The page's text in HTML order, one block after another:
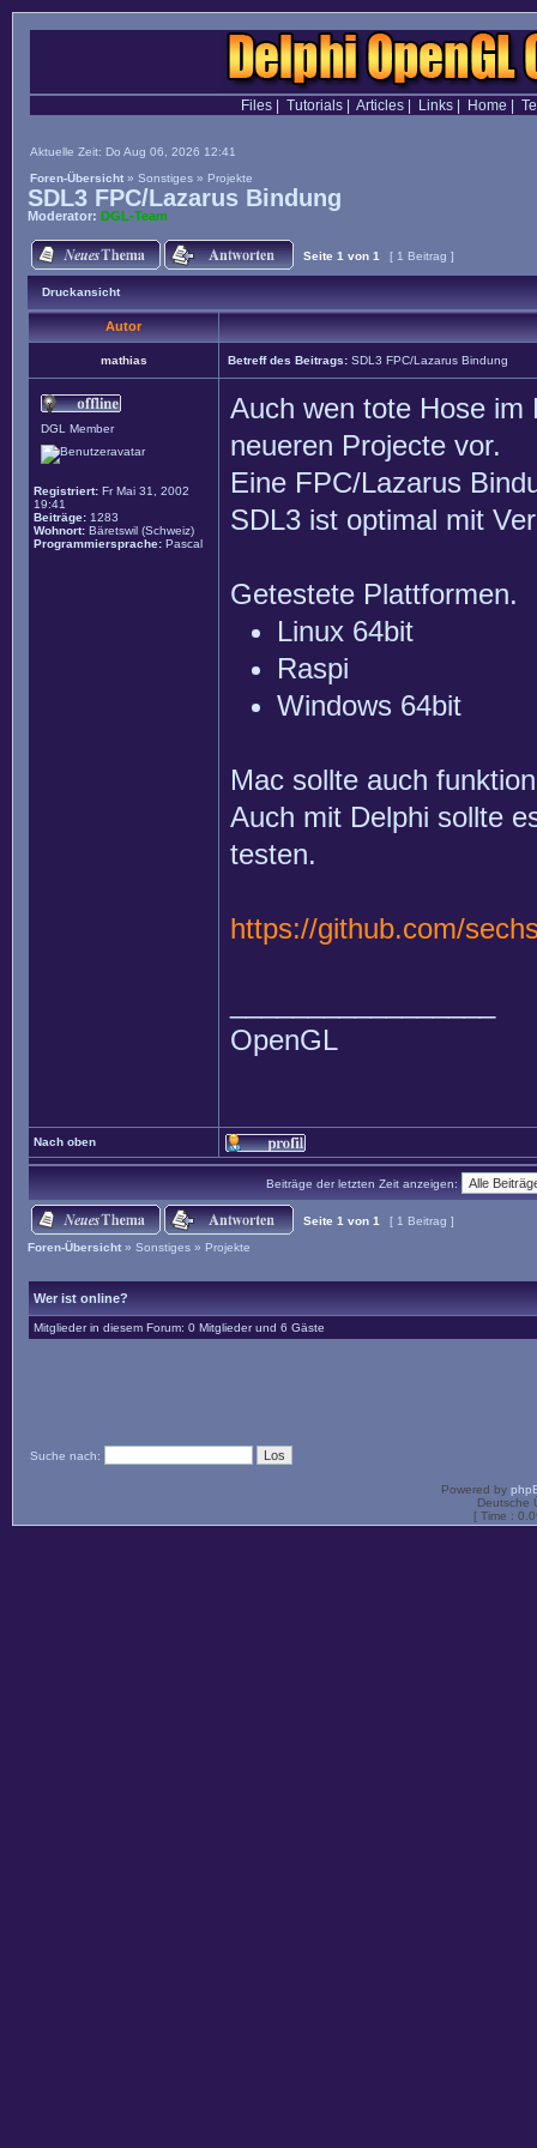
Files| Tutorials| Articles| Links| Home
Aktuelle Zeit: Do Aug 06, 2026 12:41
Foren-Übersicht » Sonstiges » Projekte
SDL3 FPC/Lazarus Bindung
Moderator: DGL-Team
Seite 1 von 1 [ 1 Beitrag ]
Druckansicht
Autor
mathias Betreff des Beitrags: SDL3 FPC/Lazarus Bindung
DGL Member
Registriert: Fr Mai 31, 2002
19:41
Beiträge: 1283
Wohnort: Bäretswil (Schweiz)
Programmiersprache: Pascal
Auch wen tote Hose im
neueren Projecte vor.
Eine FPC/Lazarus
SDL3 ist optimal mit
Getestete Plattformen.
Linux 64bit
Raspi
Windows 64bit
Mac sollte auch
Auch mit Delphi sollte
testen.
https://github.com/
OpenGL
Nach oben
Beiträge der letzten Zeit anzeigen:
Seite 1 von 1
[ 1 Beitrag ]
Foren-Übersicht » Sonstiges » Projekte
Wer ist online?
Mitglieder in diesem Forum: 0 Mitglieder und 6 Gäste
Suche nach:
Powered by
Deutsche
[ Time :